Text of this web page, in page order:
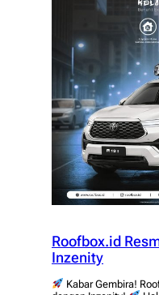
Roofbox.id
Inzenity
Kabar Gembira!